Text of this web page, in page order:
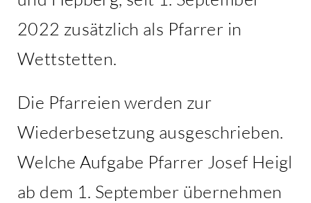
2022 zusätzlich als Pfarrer in
Wettstetten.
Die Pfarreien werden zur
Wiederbesetzung ausgeschrieben.
Welche Aufgabe Pfarrer Josef Heigl
ab dem 1. September übernehmen